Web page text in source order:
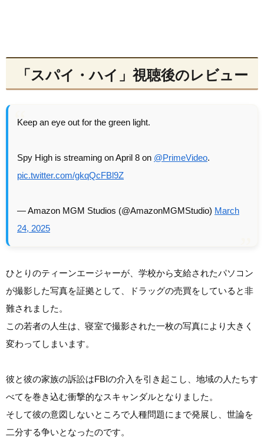
「スパイ・ハイ」視聴後のレビュー
Keep an eye out for the green light.
Spy High is streaming on April 8 on @PrimeVideo.
pic.twitter.com/gkqQcFBl9Z
— Amazon MGM Studios (@AmazonMGMStudio) March
24, 2025
ひとりのティーンエージャーが、学校から支給されたパソコン
が撮影した写真を証拠として、ドラッグの売買をしていると非
難されました。
この若者の人生は、寝室で撮影された一枚の写真により大きく
変わってしまいます。
彼と彼の家族の訴訟はFBIの介入を引き起こし、地域の人たちす
べてを巻き込む衝撃的なスキャンダルとなりました。
そして彼の意図しないところで人種問題にまで発展し、世論を
二分する争いとなったのです。